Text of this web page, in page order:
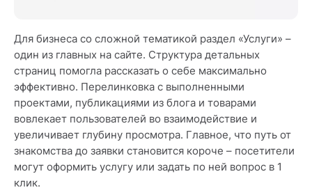
Для бизнеса со сложной тематикой раздел «Услуги» –
один из главных на сайте. Структура детальных
страниц помогла рассказать о себе максимально
эффективно. Перелинковка с выполненными
проектами, публикациями из блога и товарами
вовлекает пользователей во взаимодействие и
увеличивает глубину просмотра. Главное, что путь от
знакомства до заявки становится короче – посетители
могут оформить услугу или задать по ней вопрос в 1
клик.